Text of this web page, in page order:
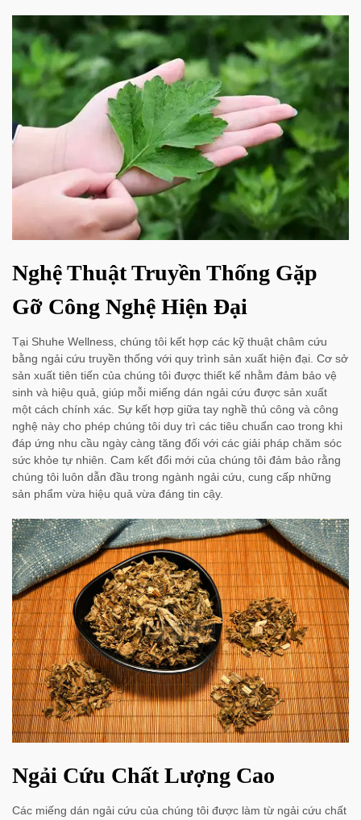
Nghệ Thuật Truyền Thống Gặp
Gỡ Công Nghệ Hiện Đại
Tại Shuhe Wellness, chúng tôi kết hợp các kỹ thuật châm cứu
bằng ngải cứu truyền thống với quy trình sản xuất hiện đại. Cơ sở
sản xuất tiên tiến của chúng tôi được thiết kế nhằm đảm bảo vệ
sinh và hiệu quả, giúp mỗi miếng dán ngải cứu được sản xuất
một cách chính xác. Sự kết hợp giữa tay nghề thủ công và công
nghệ này cho phép chúng tôi duy trì các tiêu chuẩn cao trong khi
đáp ứng nhu cầu ngày càng tăng đối với các giải pháp chăm sóc
sức khỏe tự nhiên. Cam kết đổi mới của chúng tôi đảm bảo rằng
chúng tôi luôn dẫn đầu trong ngành ngải cứu, cung cấp những
sản phẩm vừa hiệu quả vừa đáng tin cậy.
Ngải Cứu Chất Lượng Cao
Các miếng dán ngải cứu của chúng tôi được làm từ ngải cứu chất